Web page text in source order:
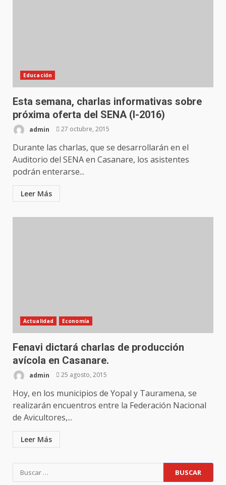
Educación
Esta semana, charlas informativas sobre
próxima oferta del SENA (I-2016)
admin 27 octubre, 2015
Durante las charlas, que se desarrollarán en el
Auditorio del SENA en Casanare, los asistentes
podrán enterarse...
Leer Más
Actualidad Economía
Fenavi dictará charlas de producción
avícola en Casanare.
admin 25 agosto, 2015
Hoy, en los municipios de Yopal y Tauramena, se
realizarán encuentros entre la Federación Nacional
de Avicultores,...
Leer Más